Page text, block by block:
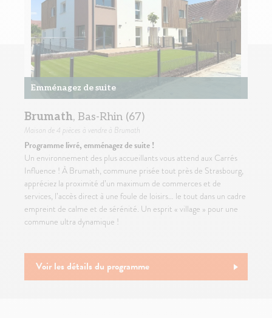
Emménagez de suite
Brumath, Bas-Rhin (67)
Maison de 4 pièces à vendre à Brumath
Programme livré, emménagez de suite !
Un environnement des plus accueillants vous attend aux Carrés
Influence ! À Brumath, commune prisée tout près de Strasbourg,
appréciez la proximité d’un maximum de commerces et de
services, l’accès direct à une foule de loisirs… le tout dans un cadre
empreint de calme et de sérénité. Un esprit « village » pour une
commune ultra dynamique !
Voir les détails du programme